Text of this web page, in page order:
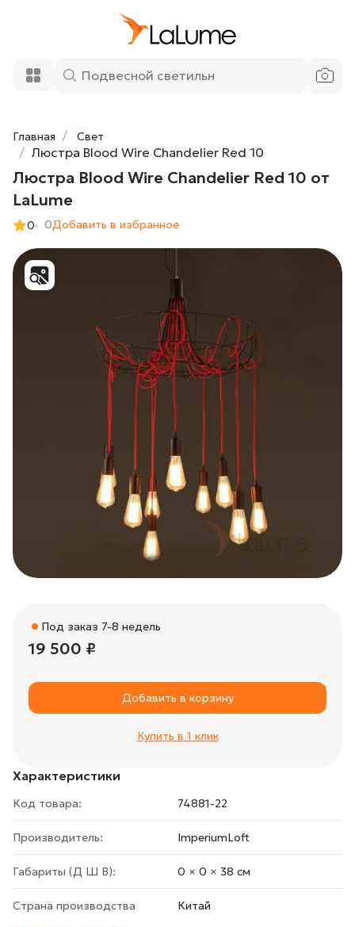
Главная Свет
Люстра Blood Wire Chandelier Red 10
Люстра Blood Wire Chandelier Red 10 от
LaLume
0 0Добавить в избранное
Характеристики
Код товара: 74881-22
Производитель: ImperiumLoft
Габариты (Д Ш В): 0 × 0 × 38 cм
Страна производства
Китай
Под заказ 7-8 недель
19 500 ₽
Добавить в корзину
Купить в 1 клик